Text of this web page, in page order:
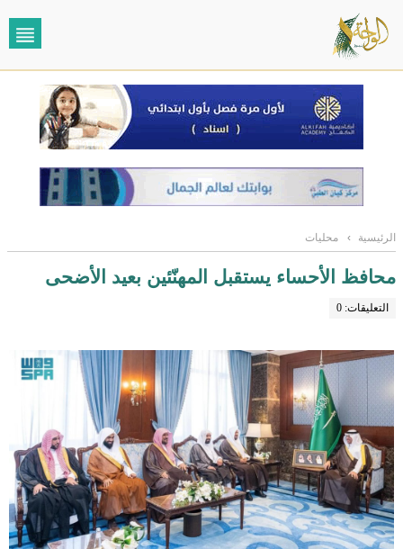
الرئيسية › محليات
محافظ الأحساء يستقبل المهنّئين بعيد الأضحى
التعليقات: 0